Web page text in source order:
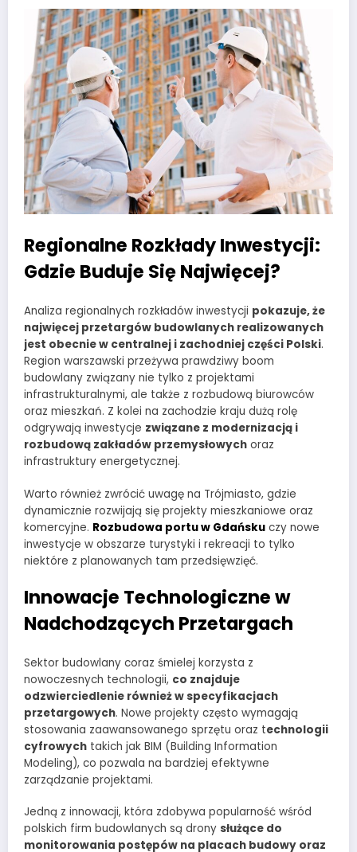
Regionalne Rozkłady Inwestycji:
Gdzie Buduje Się Najwięcej?
Analiza regionalnych rozkładów inwestycji pokazuje, że
najwięcej przetargów budowlanych realizowanych
jest obecnie w centralnej i zachodniej części Polski.
Region warszawski przeżywa prawdziwy boom
budowlany związany nie tylko z projektami
infrastrukturalnymi, ale także z rozbudową biurowców
oraz mieszkań. Z kolei na zachodzie kraju dużą rolę
odgrywają inwestycje związane z modernizacją i
rozbudową zakładów przemysłowych oraz
infrastruktury energetycznej.
Warto również zwrócić uwagę na Trójmiasto, gdzie
dynamicznie rozwijają się projekty mieszkaniowe oraz
komercyjne. Rozbudowa portu w Gdańsku czy nowe
inwestycje w obszarze turystyki i rekreacji to tylko
niektóre z planowanych tam przedsięwzięć.
Innowacje Technologiczne w
Nadchodzących Przetargach
Sektor budowlany coraz śmielej korzysta z
nowoczesnych technologii, co znajduje
odzwierciedlenie również w specyfikacjach
przetargowych. Nowe projekty często wymagają
stosowania zaawansowanego sprzętu oraz technologii
cyfrowych takich jak BIM (Building Information
Modeling), co pozwala na bardziej efektywne
zarządzanie projektami.
Jedną z innowacji, która zdobywa popularność wśród
polskich firm budowlanych są drony służące do
monitorowania postępów na placach budowy oraz